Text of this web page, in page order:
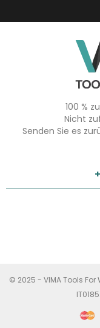
100 %
Nicht
Senden Sie es
© 2025 - VIMA Tools